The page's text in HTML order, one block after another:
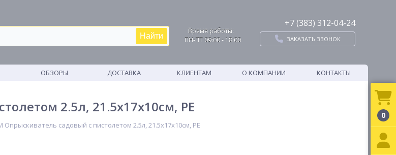
Найти
Время работы:
ПН-ПТ 09:00 - 18:00
+7 (383) 312-04-24
ЗАКАЗАТЬ ЗВОНОК
ОБЗОРЫ ДОСТАВКА КЛИЕНТАМ О КОМПАНИИ КОНТАКТЫ
2.5л, 21.5х17х10см, РЕ
Опрыскиватель садовый с пистолетом 2.5л, 21.5х17х10см, РЕ
0